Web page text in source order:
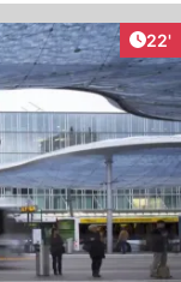
22'